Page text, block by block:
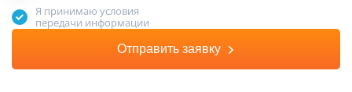
Я принимаю условия
передачи информации
Отправить заявку